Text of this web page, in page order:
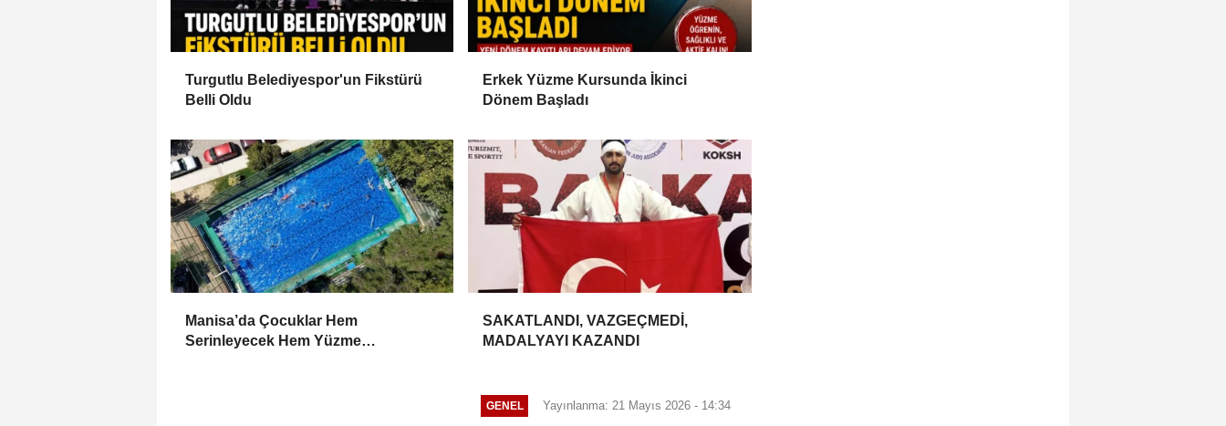
Turgutlu Belediyespor'un Fikstürü
Belli Oldu
Erkek Yüzme Kursunda İkinci
Dönem Başladı
Manisa’da Çocuklar Hem
Serinleyecek Hem Yüzme
SAKATLANDI, VAZGEÇMEDİ,
MADALYAYI KAZANDI
GENEL Yayınlanma: 21 Mayıs 2026 - 14:34